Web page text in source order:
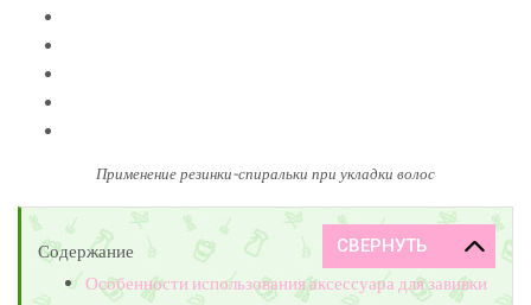
Применение резинки-спиральки при укладки волос
Содержание
Особенности использования аксессуара для завивки